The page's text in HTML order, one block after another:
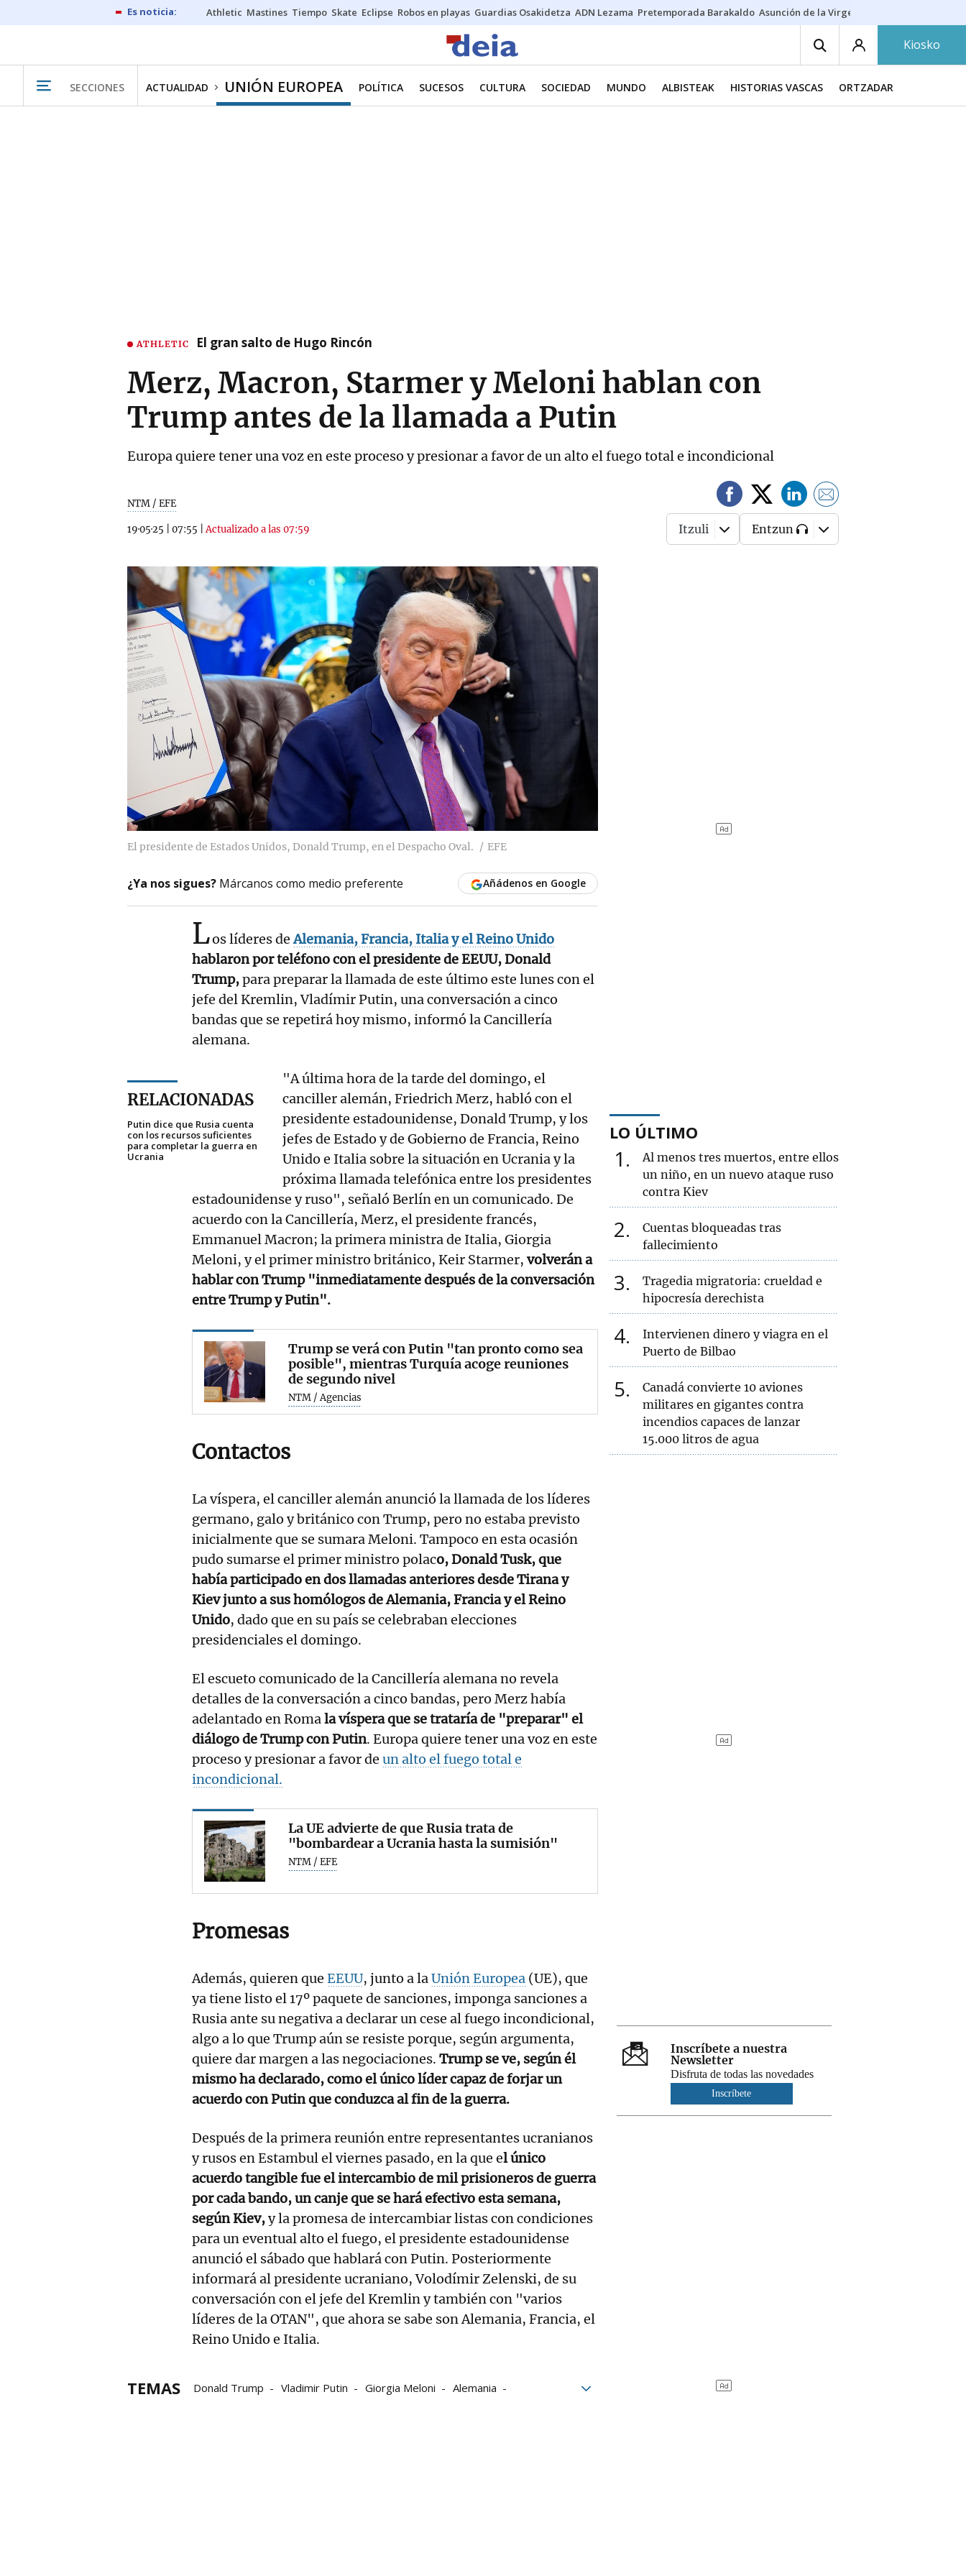
Athletic Mastines Tiempo Skate Eclipse Robos en playas Guardias Osakidetza ADN Lezama Pretemporada Barakaldo Asunción de la Virgen
Kiosko
SECCIONES ACTUALIDAD UNIÓN EUROPEA POLÍTICA SUCESOS CULTURA SOCIEDAD MUNDO ALBISTEAK HISTORIAS VASCAS ORTZADAR
ATHLETIC El gran salto de Hugo Rincón
Merz, Macron, Starmer y Meloni hablan con
Trump antes de la llamada a Putin
Europa quiere tener una voz en este proceso y presionar a favor de un alto el fuego total e incondicional
NTM / EFE
19·05·25 07:55 |Actualizado a las 07:59 Itzuli Entzun
El presidente de Estados Unidos, Donald Trump, en el Despacho Oval. EFE
¿Ya nos sigues? Márcanos como medio preferente Añádenos en Google
Los líderes deAlemania, Francia, Italia y el Reino Unido
hablaron por teléfono con el presidente de EEUU, Donald
Trump,para preparar la llamada de este último este lunes con el
jefe del Kremlin, Vladímir Putin, una conversación a cinco
bandas que se repetirá hoy mismo, informó la Cancillería
alemana.
RELACIONADAS
Putin dice que Rusia cuenta
con los recursos suficientes
para completar la guerra en
Ucrania
"A última hora de la tarde del domingo, el
canciller alemán, Friedrich Merz, habló con el
presidente estadounidense, Donald Trump, y los
jefes de Estado y de Gobierno de Francia, Reino
Unido e Italia sobre la situación en Ucrania y la
próxima llamada telefónica entre los presidentes
estadounidense y ruso", señaló Berlín en un comunicado. De
acuerdo con la Cancillería, Merz, el presidente francés,
Emmanuel Macron; la primera ministra de Italia, Giorgia
Meloni, y el primer ministro británico, Keir Starmer, volverán a
hablar con Trump "inmediatamente después de la conversación
entre Trump y Putin".
Trump se verá con Putin "tan pronto como sea
posible", mientras Turquía acoge reuniones
de segundo nivel
NTM / Agencias
Contactos
La víspera, el canciller alemán anunció la llamada de los líderes
germano, galo y británico con Trump, pero no estaba previsto
inicialmente que se sumara Meloni. Tampoco en esta ocasión
pudo sumarse el primer ministro polaco, Donald Tusk, que
había participado en dos llamadas anteriores desde Tirana y
Kiev junto a sus homólogos de Alemania, Francia y el Reino
Unido, dado que en su país se celebraban elecciones
presidenciales el domingo.
El escueto comunicado de la Cancillería alemana no revela
detalles de la conversación a cinco bandas, pero Merz había
adelantado en Romala víspera que se trataría de "preparar" el
diálogo de Trump con Putin. Europa quiere tener una voz en este
proceso y presionar a favor de un alto el fuego total e
incondicional.
La UE advierte de que Rusia trata de
"bombardear a Ucrania hasta la sumisión"
NTM / EFE
Promesas
Además, quieren que EEUU, junto a laUnión Europea (UE), que
ya tiene listo el 17º paquete de sanciones, imponga sanciones a
Rusia ante su negativa a declarar un cese al fuego incondicional,
algo a lo que Trump aún se resiste porque, según argumenta,
quiere dar margen a las negociaciones. Trump se ve, según él
mismo ha declarado, como el único líder capaz de forjar un
acuerdo con Putin que conduzca al fin de la guerra.
Después de la primera reunión entre representantes ucranianos
y rusos en Estambul el viernes pasado, en la que el único
acuerdo tangible fue el intercambio de mil prisioneros de guerra
por cada bando, un canje que se hará efectivo esta semana,
según Kiev,y la promesa de intercambiar listas con condiciones
para un eventual alto el fuego, el presidente estadounidense
anunció el sábado que hablará con Putin. Posteriormente
informará al presidente ucraniano, Volodímir Zelenski, de su
conversación con el jefe del Kremlin y también con "varios
líderes de la OTAN", que ahora se sabe son Alemania, Francia, el
Reino Unido e Italia.
TEMAS Donald Trump Vladimir Putin Giorgia Meloni
Alemania
LO ÚLTIMO
1
Al menos tres muertos, entre ellos
un niño, en un nuevo ataque ruso
contra Kiev
2
Cuentas bloqueadas tras
fallecimiento
3
Tragedia migratoria: crueldad e
hipocresía derechista
4
Intervienen dinero y viagra en el
Puerto de Bilbao
5
Canadá convierte 10 aviones
militares en gigantes contra
incendios capaces de lanzar
15.000 litros de agua
Inscríbete a nuestra
Newsletter
Disfruta de todas las novedades
Inscríbete